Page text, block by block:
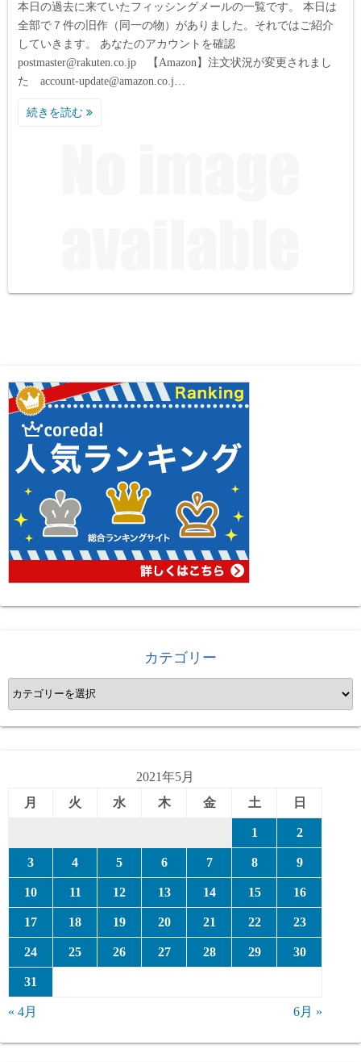
本日の過去に来ていたフィッシングメールの一覧です。 本日は
全部で７件の旧作（同一の物）がありました。それではご紹介
していきます。 あなたのアカウントを確認
postmaster@rakuten.co.jp 【Amazon】注文状況が変更されまし
た account-update@amazon.co.j…
続きを読む
カテゴリー
カ
テ
ゴ
2021年5月
月
火 水 木 金 土 日
1 2
3 4 5 6 7 8 9
10 11 12 13 14 15 16
17 18 19 20 21 22 23
24 25 26 27 28 29 30
31
« 4月 6月 »